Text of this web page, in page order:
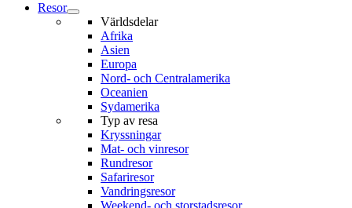
Resor
Världsdelar
Afrika
Asien
Europa
Nord- och Centralamerika
Oceanien
Sydamerika
Typ av resa
Kryssningar
Mat- och vinresor
Rundresor
Safariresor
Vandringsresor
Weekend- och storstadsresor